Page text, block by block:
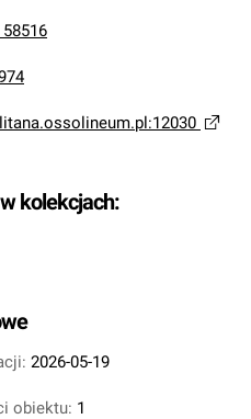
kolekcjach:
2026-05-19
obiektu: 1